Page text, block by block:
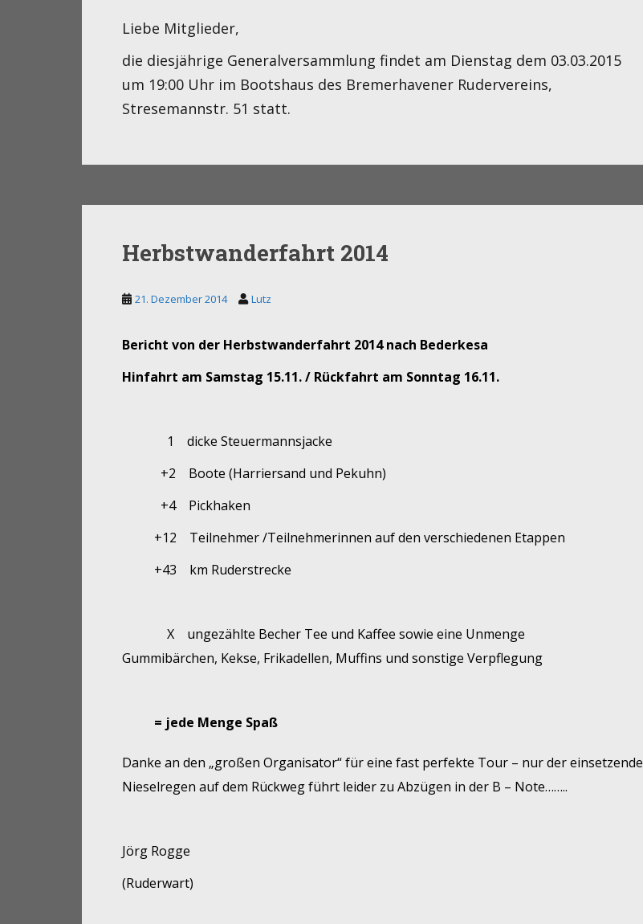
Liebe Mitglieder,
die diesjährige Generalversammlung findet am Dienstag dem 03.03.2015
um 19:00 Uhr im Bootshaus des Bremerhavener Rudervereins,
Stresemannstr. 51 statt.
Herbstwanderfahrt 2014
21. Dezember 2014 Lutz
Bericht von der Herbstwanderfahrt 2014 nach Bederkesa
Hinfahrt am Samstag 15.11. / Rückfahrt am Sonntag 16.11.
1
dicke Steuermannsjacke
+2
Boote (Harriersand und Pekuhn)
+4
Pickhaken
+12
Teilnehmer /Teilnehmerinnen auf den verschiedenen Etappen
+43
km Ruderstrecke
X
ungezählte Becher Tee und Kaffee sowie eine Unmenge
Gummibärchen, Kekse, Frikadellen, Muffins und sonstige Verpflegung
= jede Menge Spaß
Danke an den „großen Organisator“ für eine fast perfekte Tour – nur der einsetzende
Nieselregen auf dem Rückweg führt leider zu Abzügen in der B – Note……..
Jörg Rogge
(Ruderwart)